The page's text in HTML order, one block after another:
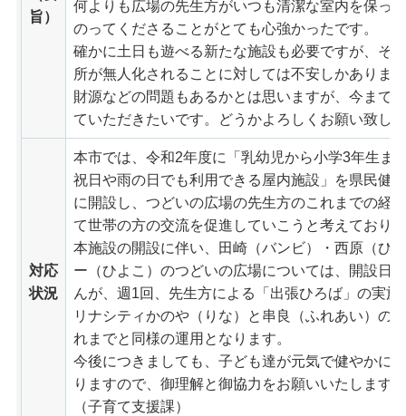
旨）
何よりも広場の先生方がいつも清潔な室内を保っ
のってくださることがとても心強かったです。
確かに土日も遊べる新たな施設も必要ですが、そ
所が無人化されることに対しては不安しかありま
財源などの問題もあるかとは思いますが、今まで
ていただきたいです。どうかよろしくお願い致し
対応
状況
本市では、令和2年度に「乳幼児から小学3年生ま
祝日や雨の日でも利用できる屋内施設」を県民健
に開設し、つどいの広場の先生方のこれまでの経
て世帯の方の交流を促進していこうと考えており
本施設の開設に伴い、田崎（バンビ）・西原（ひ
ー（ひよこ）のつどいの広場については、開設日
んが、週1回、先生方による「出張ひろば」の実
リナシティかのや（りな）と串良（ふれあい）の
れまでと同様の運用となります。
今後につきましても、子ども達が元気で健やかに
りますので、御理解と御協力をお願いいたします。
（子育て支援課）